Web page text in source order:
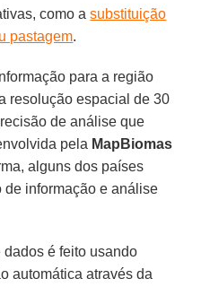
como asubstituição
pastagem.
para a região
resolução espacial de 30
de análise que
pela MapBiomas
alguns dos países
de informação e análise
dados é feito usando
automática através da